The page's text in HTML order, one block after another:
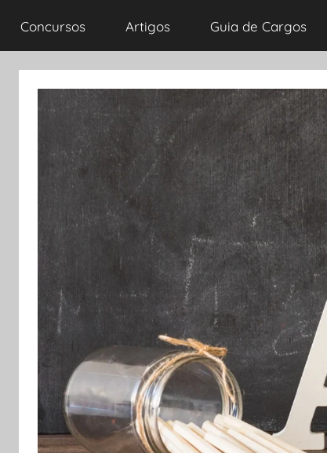
Concursos Artigos Guia de Cargos